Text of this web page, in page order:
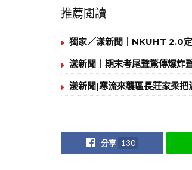
推薦閱讀
獨家／漾新聞｜NKUHT 2.0
漾新聞｜期末考尾聲驚傳爆
漾新聞|寒流來襲區長莊家柔把
分享 130